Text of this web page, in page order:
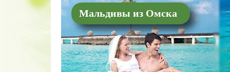
Мальдивы из Омска